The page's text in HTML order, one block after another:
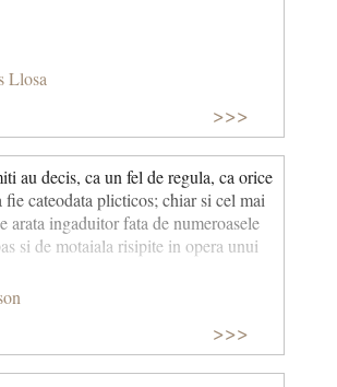
Llosa
>>>
au decis, ca un fel de regula, ca orice
fie cateodata plicticos; chiar si cel mai
arata ingaduitor fata de numeroasele
si de motaiala risipite in opera unui
>>>